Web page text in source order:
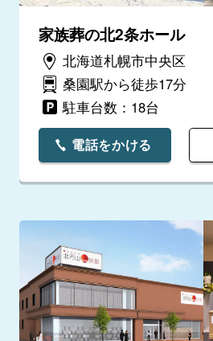
家族葬の北2条ホール
北海道札幌市中央区
桑園駅から徒歩17分
駐車台数：18台
電話をかける